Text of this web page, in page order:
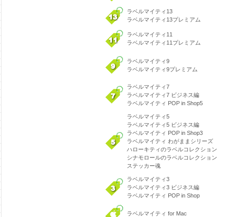
ラベルマイティ13
ラベルマイティ13プレミアム
ラベルマイティ11
ラベルマイティ11プレミアム
ラベルマイティ9
ラベルマイティ9プレミアム
ラベルマイティ7
ラベルマイティ7 ビジネス編
ラベルマイティ POP in Shop5
ラベルマイティ5
ラベルマイティ5 ビジネス編
ラベルマイティ POP in Shop3
ラベルマイティ わがままシリーズ
ハローキティのラベルコレクション
シナモロールのラベルコレクション
ステッカー魂
ラベルマイティ3
ラベルマイティ3 ビジネス編
ラベルマイティ POP in Shop
ラベルマイティ for Mac